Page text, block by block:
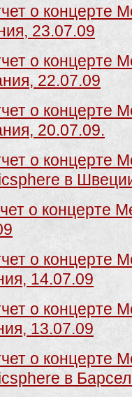
о концерте
23.07.09
о концерте
22.07.09
о концерте
20.07.09.
о концерте
в
о концерте
о концерте
14.07.09
о концерте
13.07.09
о концерте
в